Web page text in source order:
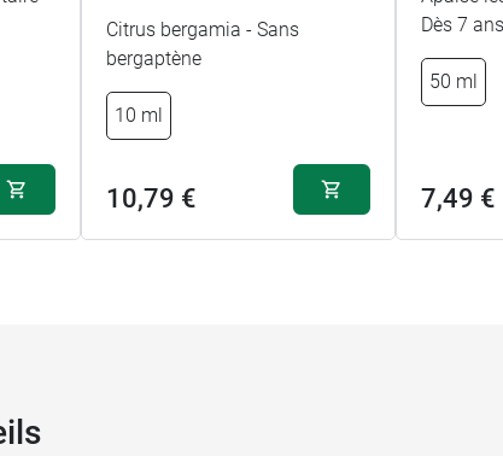
Citrus bergamia - Sans
bergaptène
10 ml
10,79 €
Dès 7 ans
50 ml
7,49 €